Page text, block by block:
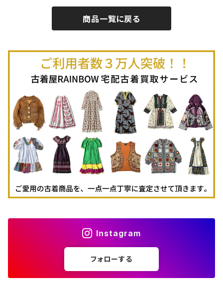
古着ポロシャツ
古着長袖ポロシャツ
古着スウェット
古着パーカー
古着タンクトップ
古着羽織り
古着ミニ丈スカート (丈56-75cm)
Autumn / Winter
商品一覧に戻る
Instagram
フォローする